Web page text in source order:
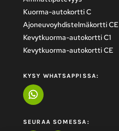
Kuorma-autokortti C
Ajoneuvoyhdistelmäkortti CE
Kevytkuorma-autokortti C1
Kevytkuorma-autokortti CE
KYSY WHATSAPPISSA:
SEURAA SOMESSA: